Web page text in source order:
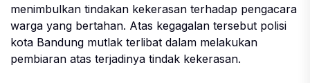
menimbulkan tindakan kekerasan terhadap pengacara
warga yang bertahan. Atas kegagalan tersebut polisi
kota Bandung mutlak terlibat dalam melakukan
pembiaran atas terjadinya tindak kekerasan.